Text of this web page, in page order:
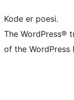
Kode er poesi.
The WordPress®
of the WordPress